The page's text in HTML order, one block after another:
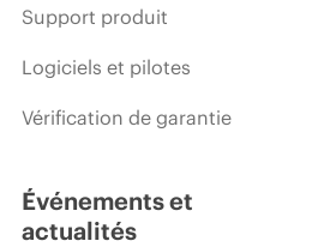
Support produit
Logiciels et pilotes
Vérification de garantie
Événements et
actualités